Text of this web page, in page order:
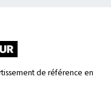
de référence en